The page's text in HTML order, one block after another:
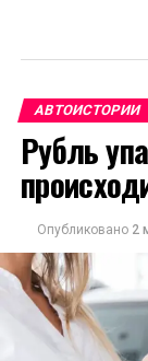
АВТОИСТОРИИ
Рубль
Опубликовано 2